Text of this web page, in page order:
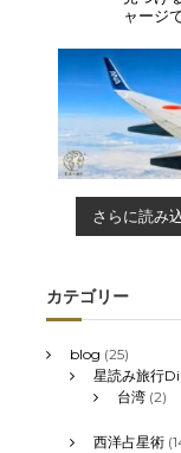
ャージ
さらに読み込
カテゴリー
blog (25)
星読み旅行
台湾(2)
西洋占星術